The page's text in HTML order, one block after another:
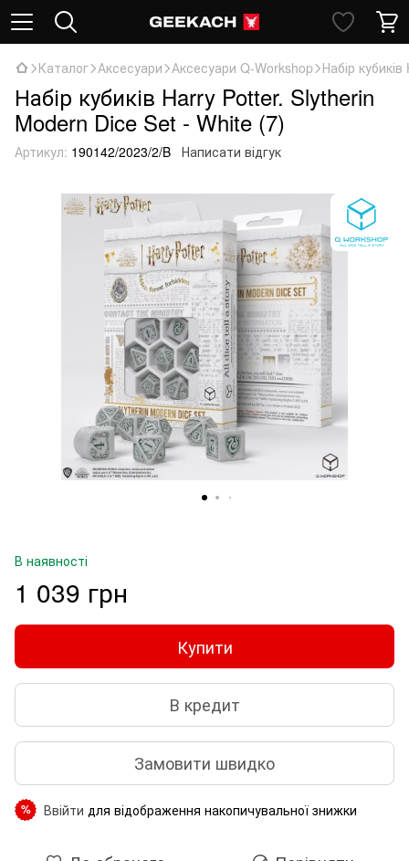
Каталог Аксесуари Аксесуари Q-Workshop Набір
Набір кубиків Harry Potter. Slytherin
Modern Dice Set - White (7)
Артикул: 190142/2023/2/B Написати відгук
В наявності
1 039 грн
Купити
В кредит
Замовити швидко
% Ввійти для відображення накопичувальної знижки